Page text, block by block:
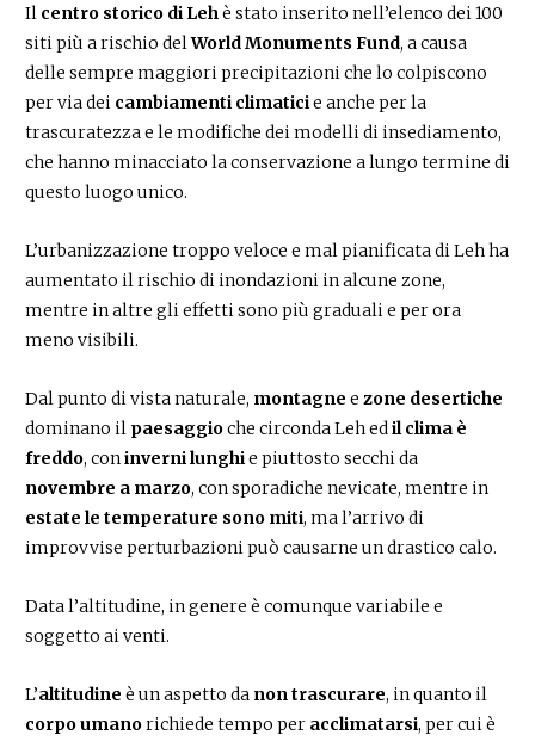
Il centro storico di Lehè stato inserito nell’elenco dei 100
siti più a rischio delWorld Monuments Fund, a causa
delle sempre maggiori precipitazioni che lo colpiscono
per via dei cambiamenti climaticie anche per la
trascuratezza e le modifiche dei modelli di insediamento,
che hanno minacciato la conservazione a lungo termine di
questo luogo unico.
L’urbanizzazione troppo veloce e mal pianificata di Leh ha
aumentato il rischio di inondazioni in alcune zone,
mentre in altre gli effetti sono più graduali e per ora
meno visibili.
Dal punto di vista naturale, montagne e zone desertiche
dominano il paesaggioche circonda Leh edil clima è
freddo, coninverni lunghie piuttosto secchi da
novembre a marzo, con sporadiche nevicate, mentre in
estate le temperature sono miti, ma l’arrivo di
improvvise perturbazioni può causarne un drastico calo.
Data l’altitudine, in genere è comunque variabile e
soggetto ai venti.
L’altitudine è un aspetto da non trascurare, in quanto il
corpo umanorichiede tempo per acclimatarsi, per cui è